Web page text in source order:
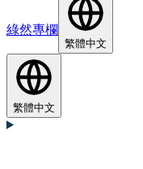
綠然專欄
繁體中文
繁體中文